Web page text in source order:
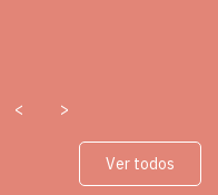
< >
Ver todos